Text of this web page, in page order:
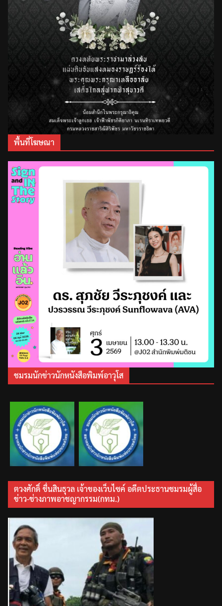
พื้นที่โฆษณา
ชมรมนักข่าวนักหนังสือพิมพ์อาวุโส
ตวงศักดิ์ ชื่นสินธุวล เจ้าของเว็บไซค์ อดีตประธานชมรมผู้สื่อ
ข่าว-ช่างภาพอาชญากรรม(กทม.)